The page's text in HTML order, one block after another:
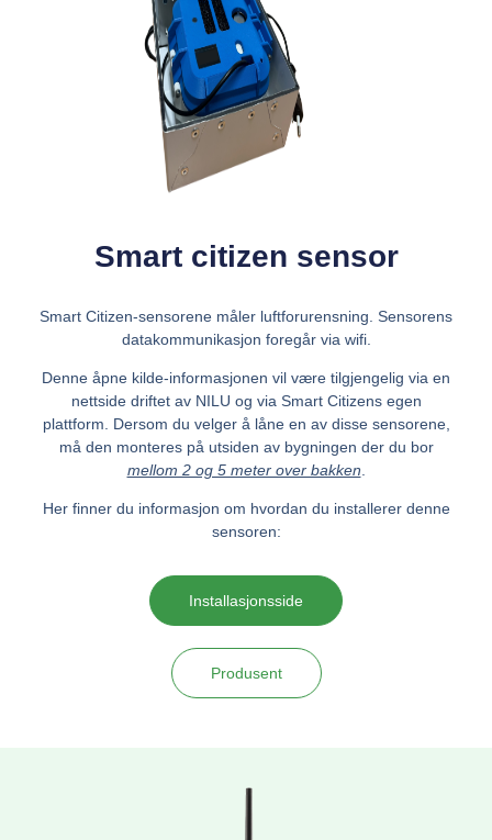
Smart citizen sensor
Smart Citizen-sensorene måler luftforurensning. Sensorens
datakommunikasjon foregår via wifi.
Denne åpne kilde-informasjonen vil være tilgjengelig via en
nettside driftet av NILU og via Smart Citizens egen
plattform. Dersom du velger å låne en av disse sensorene,
må den monteres på utsiden av bygningen der du bor
mellom 2 og 5 meter over bakken
Her finner du informasjon om hvordan du installerer denne
sensoren:
Installasjonsside
Produsent